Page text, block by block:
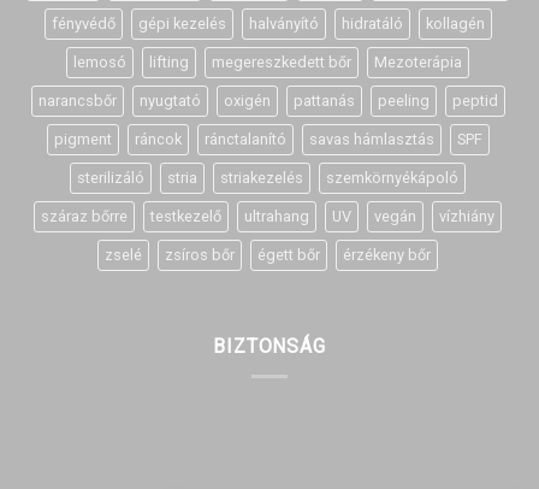
fényvédő gépi kezelés halványító hidratáló kollagén
lemosó lifting megereszkedett bőr Mezoterápia
narancsbőr nyugtató oxigén pattanás peeling peptid
pigment ráncok ránctalanító savas hámlasztás SPF
sterilizáló stria striakezelés szemkörnyékápoló
száraz bőrre testkezelő ultrahang UV vegán vízhiány
zselé zsíros bőr égett bőr érzékeny bőr
BIZTONSÁG